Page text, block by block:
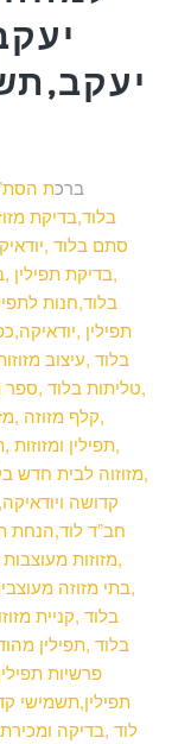
ברכת
בלוד,בדיקת
סתם בלוד
,בדיקת תפילין
בלוד,חנות
תפילין
בלוד ,עיצוב
,טליתות בלוד ,ספר
,קלף מזוזה
,תפילין
,מזוזוה לבית חדש
קדושה
חב”ד לוד,הנחת
,מזוזות
,בתי מזוזה
בלוד ,קניית
בלוד ,תפילין
תפילין,תשמישי
לוד ,בדיקה